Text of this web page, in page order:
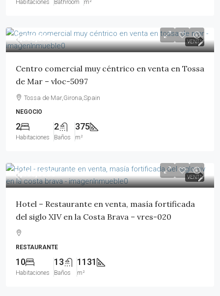
Habitaciones Bathroom m²
VENTA
1,300,000€
Centro comercial muy céntrico en venta en Tossa
de Mar – vloc-5097
Tossa de Mar,Girona,Spain
NEGOCIO
2
Habitaciones
2
Baños
375
m²
VENTA
1,400,000€
Hotel – Restaurante en venta, masía fortificada
del siglo XIV en la Costa Brava – vres-020
RESTAURANTE
10
Habitaciones
13
Baños
1131
m²